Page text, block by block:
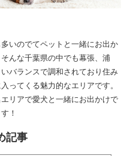
いのでてペットと一緒にお出か
んな千葉県の中でも幕張、浦
バランスで調和されており住み
ってくる魅力的なエリアです。
リアで愛犬と一緒にお出かけで
！
記事